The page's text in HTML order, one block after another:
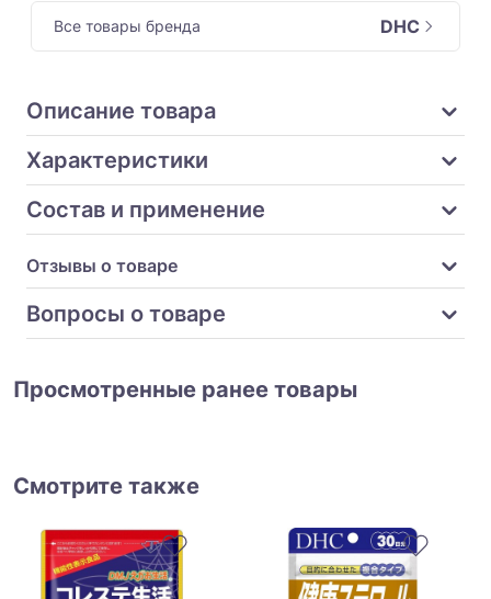
Все товары бренда
DHC
Описание товара
Характеристики
Состав и применение
Отзывы о товаре
Вопросы о товаре
Просмотренные ранее товары
Смотрите также